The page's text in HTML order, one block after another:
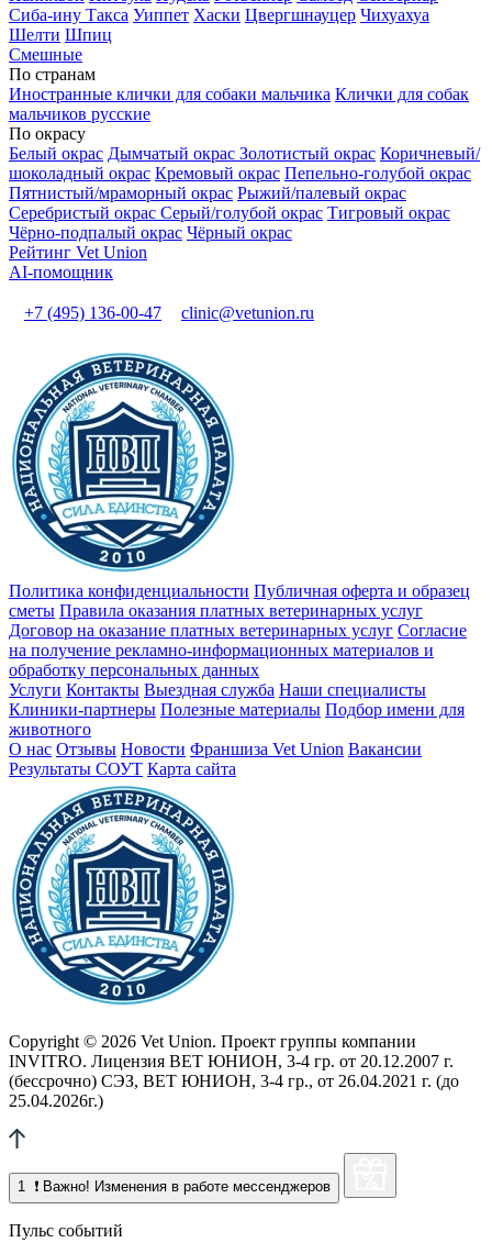
Сиба-ину Такса Уиппет Хаски Цвергшнауцер Чихуахуа
Шелти Шпиц
Смешные
По странам
Иностранные клички для собаки мальчика Клички для собак
мальчиков русские
По окрасу
Белый окрас Дымчатый окрас Золотистый окрас Коричневый/
шоколадный окрас Кремовый окрас Пепельно-голубой окрас
Пятнистый/мраморный окрас Рыжий/палевый окрас
Серебристый окрас Серый/голубой окрас Тигровый окрас
Чёрно-подпалый окрас Чёрный окрас
Рейтинг Vet Union
AI-помощник
+7 (495) 136-00-47 clinic@vetunion.ru
Политика конфиденциальности Публичная оферта и образец
сметы Правила оказания платных ветеринарных услуг
Договор на оказание платных ветеринарных услуг Cогласие
на получение рекламно-информационных материалов и
обработку персональных данных
Услуги Контакты Выездная служба Наши специалисты
Клиники-партнеры Полезные материалы Подбор имени для
животного
О нас Отзывы Новости Франшиза Vet Union Вакансии
Результаты СОУТ Карта сайта
Copyright © 2026 Vet Union. Проект группы компании
INVITRO. Лицензия ВЕТ ЮНИОН, 3-4 гр. от 20.12.2007 г.
(бессрочно) СЭЗ, ВЕТ ЮНИОН, 3-4 гр., от 26.04.2021 г. (до
25.04.2026г.)
1 ❗ Важно! Изменения в работе мессенджеров
Пульс событий